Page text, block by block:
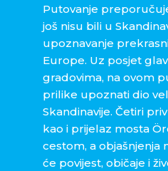
Putovanje
još nisu bili u
upoznavanje
Europe. Uz posjet
gradovima, na ovom
prilike upoznati dio
Skandinavije. Četiri
kao i prijelaz mosta
cestom, a objašnjenja
će povijest, običaje i